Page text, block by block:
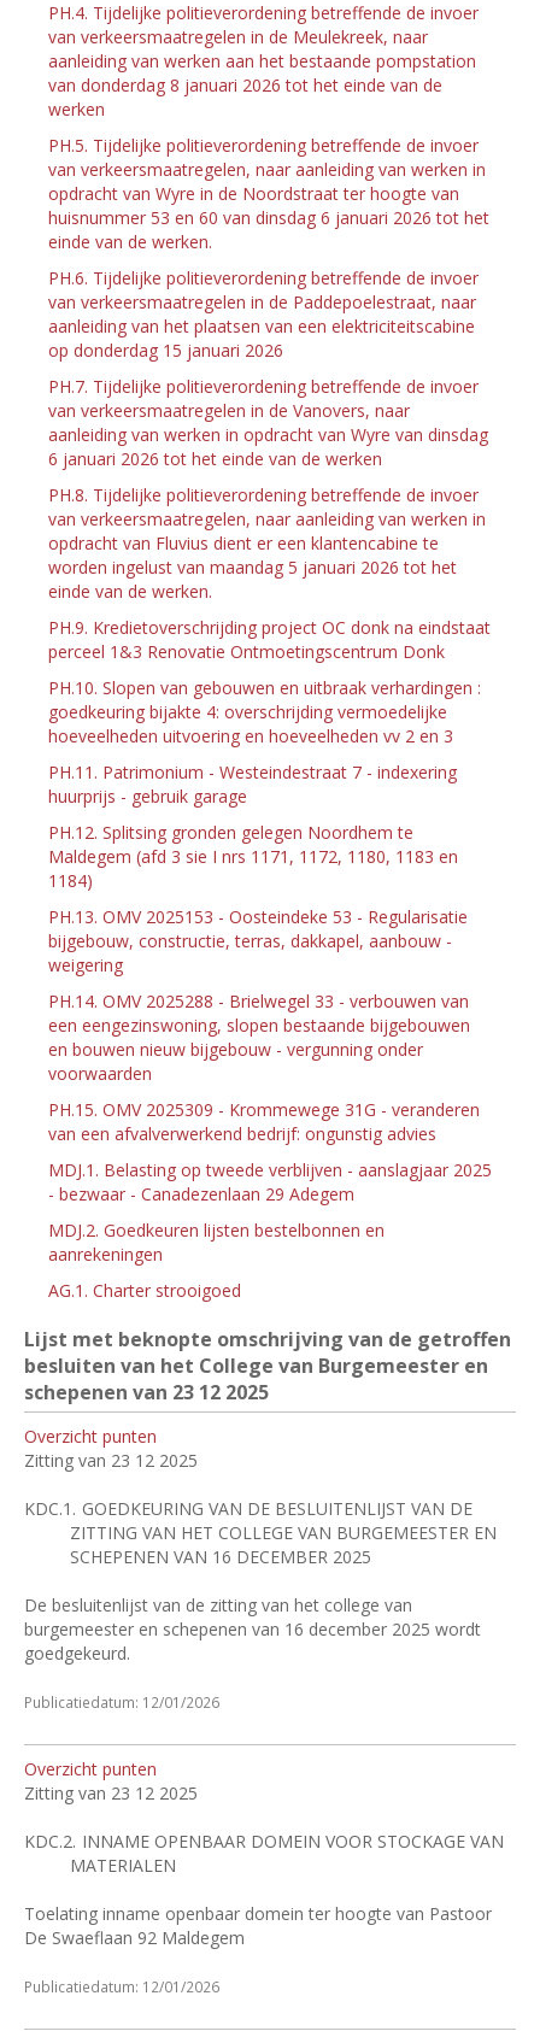
PH.4. Tijdelijke politieverordening betreffende de invoer
van verkeersmaatregelen in de Meulekreek, naar
aanleiding van werken aan het bestaande pompstation
van donderdag 8 januari 2026 tot het einde van de
werken
PH.5. Tijdelijke politieverordening betreffende de invoer
van verkeersmaatregelen, naar aanleiding van werken in
opdracht van Wyre in de Noordstraat ter hoogte van
huisnummer 53 en 60 van dinsdag 6 januari 2026 tot het
einde van de werken.
PH.6. Tijdelijke politieverordening betreffende de invoer
van verkeersmaatregelen in de Paddepoelestraat, naar
aanleiding van het plaatsen van een elektriciteitscabine
op donderdag 15 januari 2026
PH.7. Tijdelijke politieverordening betreffende de invoer
van verkeersmaatregelen in de Vanovers, naar
aanleiding van werken in opdracht van Wyre van dinsdag
6 januari 2026 tot het einde van de werken
PH.8. Tijdelijke politieverordening betreffende de invoer
van verkeersmaatregelen, naar aanleiding van werken in
opdracht van Fluvius dient er een klantencabine te
worden ingelust van maandag 5 januari 2026 tot het
einde van de werken.
PH.9. Kredietoverschrijding project OC donk na eindstaat
perceel 1&3 Renovatie Ontmoetingscentrum Donk
PH.10. Slopen van gebouwen en uitbraak verhardingen :
goedkeuring bijakte 4: overschrijding vermoedelijke
hoeveelheden uitvoering en hoeveelheden vv 2 en 3
PH.11. Patrimonium - Westeindestraat 7 - indexering
huurprijs - gebruik garage
PH.12. Splitsing gronden gelegen Noordhem te
Maldegem (afd 3 sie I nrs 1171, 1172, 1180, 1183 en
1184)
PH.13. OMV 2025153 - Oosteindeke 53 - Regularisatie
bijgebouw, constructie, terras, dakkapel, aanbouw -
weigering
PH.14. OMV 2025288 - Brielwegel 33 - verbouwen van
een eengezinswoning, slopen bestaande bijgebouwen
en bouwen nieuw bijgebouw - vergunning onder
voorwaarden
PH.15. OMV 2025309 - Krommewege 31G - veranderen
van een afvalverwerkend bedrijf: ongunstig advies
MDJ.1. Belasting op tweede verblijven - aanslagjaar 2025
- bezwaar - Canadezenlaan 29 Adegem
MDJ.2. Goedkeuren lijsten bestelbonnen en
aanrekeningen
AG.1. Charter strooigoed
Lijst met beknopte omschrijving van de getroffen
besluiten van het College van Burgemeester en
schepenen van 23 12 2025
Overzicht punten
Zitting van 23 12 2025
KDC.1. GOEDKEURING VAN DE BESLUITENLIJST VAN DE
ZITTING VAN HET COLLEGE VAN BURGEMEESTER EN
SCHEPENEN VAN 16 DECEMBER 2025
De besluitenlijst van de zitting van het college van
burgemeester en schepenen van 16 december 2025 wordt
goedgekeurd.
Publicatiedatum: 12/01/2026
Overzicht punten
Zitting van 23 12 2025
KDC.2. INNAME OPENBAAR DOMEIN VOOR STOCKAGE VAN
MATERIALEN
Toelating inname openbaar domein ter hoogte van Pastoor
De Swaeflaan 92 Maldegem
Publicatiedatum: 12/01/2026